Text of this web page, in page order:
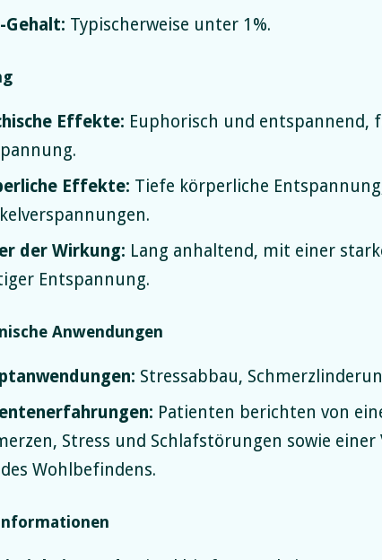
Gehalt: Typischerweise unter 1%.
Effekte: Euphorisch und
Effekte: Tiefe körperliche
der Wirkung: Lang anhaltend, mit einer
Entspannung.
Anwendungen
Stressabbau,
Patienten berichten von
Stress und Schlafstörungen sowie
Wohlbefindens.